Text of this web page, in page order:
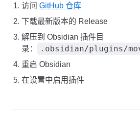
访问 GitHub 仓库
下载最新版本的 Release
解压到 Obsidian 插件目
录：
.obsidian/plugins/
重启 Obsidian
在设置中启用插件